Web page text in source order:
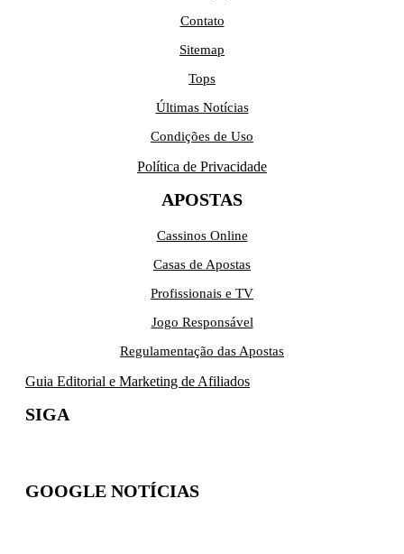
Contato
Sitemap
Tops
Últimas Notícias
Condições de Uso
Política de Privacidade
APOSTAS
Cassinos Online
Casas de Apostas
Profissionais e TV
Jogo Responsável
Regulamentação das Apostas
Guia Editorial e Marketing de Afiliados
SIGA
GOOGLE NOTÍCIAS